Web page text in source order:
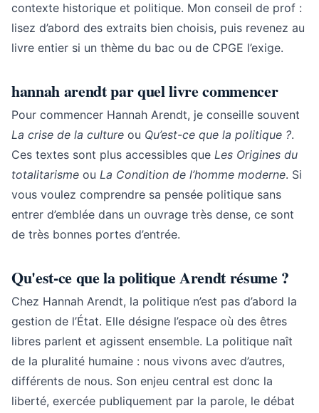
contexte historique et politique. Mon conseil de prof :
lisez d’abord des extraits bien choisis, puis revenez au
livre entier si un thème du bac ou de CPGE l’exige.
hannah arendt par quel livre commencer
Pour commencer Hannah Arendt, je conseille souvent
La crise de la culture ou Qu’est-ce que la politique ?.
Ces textes sont plus accessibles que Les Origines du
totalitarisme ou La Condition de l’homme moderne. Si
vous voulez comprendre sa pensée politique sans
entrer d’emblée dans un ouvrage très dense, ce sont
de très bonnes portes d’entrée.
Qu'est-ce que la politique Arendt résume ?
Chez Hannah Arendt, la politique n’est pas d’abord la
gestion de l’État. Elle désigne l’espace où des êtres
libres parlent et agissent ensemble. La politique naît
de la pluralité humaine : nous vivons avec d’autres,
différents de nous. Son enjeu central est donc la
liberté, exercée publiquement par la parole, le débat